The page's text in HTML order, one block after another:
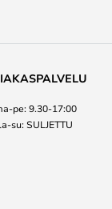
pe: 9.30-17:00
la-su: SULJETTU